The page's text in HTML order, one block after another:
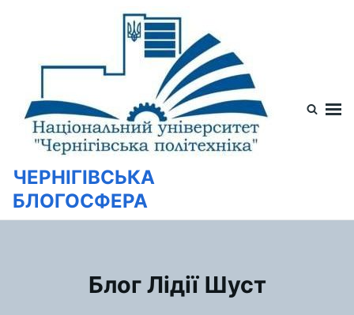
содержимому
ЧЕРНІГІВСЬКА
БЛОГОСФЕРА
Блог Лідії Шуст